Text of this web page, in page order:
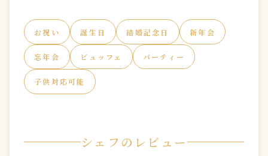
お祝い 誕生日 結婚記念日 新年会
忘年会 ビュッフェ パーティー
子供対応可能
シェフのレビュー